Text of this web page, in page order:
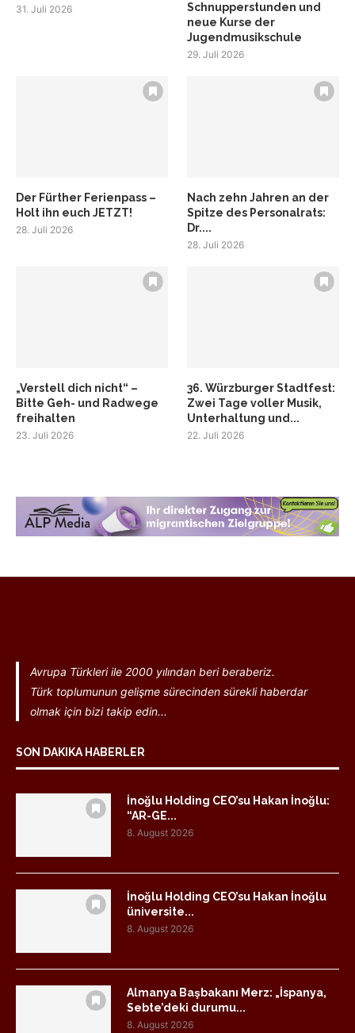
31. Juli 2026
Schnupperstunden und
neue Kurse der
Jugendmusikschule
29. Juli 2026
Der Fürther Ferienpass –
Holt ihn euch JETZT!
28. Juli 2026
Nach zehn Jahren an der
Spitze des Personalrats:
Dr....
28. Juli 2026
„Verstell dich nicht“ –
Bitte Geh- und Radwege
freihalten
23. Juli 2026
36. Würzburger Stadtfest:
Zwei Tage voller Musik,
Unterhaltung und...
22. Juli 2026
Avrupa Türkleri ile 2000 yılından beri beraberiz.
Türk toplumunun gelişme sürecinden sürekli haberdar
olmak için bizi takip edin...
SON DAKIKA HABERLER
İnoğlu Holding CEO’su Hakan İnoğlu:
“AR-GE...
8. August 2026
İnoğlu Holding CEO’su Hakan İnoğlu
üniversite...
8. August 2026
Almanya Başbakanı Merz: „İspanya,
Sebte’deki durumu...
8. August 2026